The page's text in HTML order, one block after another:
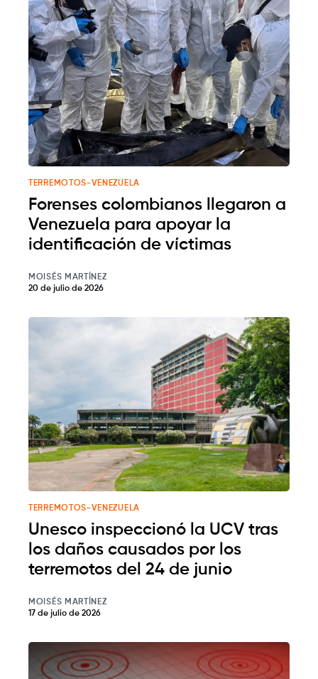
TERREMOTOS-VENEZUELA
Forenses colombianos llegaron a
Venezuela para apoyar la
identificación de víctimas
MOISÉS MARTÍNEZ
20 de julio de 2026
TERREMOTOS-VENEZUELA
Unesco inspeccionó la UCV tras
los daños causados por los
terremotos del 24 de junio
MOISÉS MARTÍNEZ
17 de julio de 2026